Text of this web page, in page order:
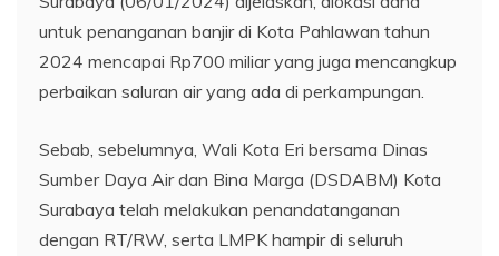
untuk penanganan banjir di Kota Pahlawan tahun
2024 mencapai Rp700 miliar yang juga mencangkup
perbaikan saluran air yang ada di perkampungan.
Sebab, sebelumnya, Wali Kota Eri bersama Dinas
Sumber Daya Air dan Bina Marga (DSDABM) Kota
Surabaya telah melakukan penandatanganan
dengan RT/RW, serta LMPK hampir di seluruh